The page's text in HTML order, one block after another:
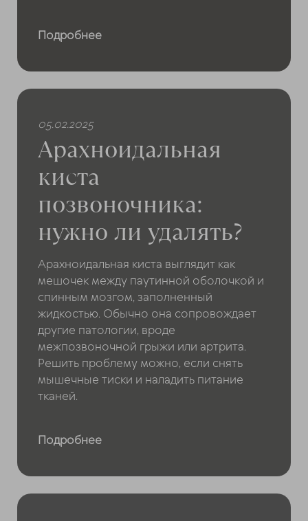
Подробнее
05.02.2025
Арахноидальная
киста
позвоночника:
нужно ли удалять?
Арахноидальная киста выглядит как
мешочек между паутинной оболочкой и
спинным мозгом, заполненный
жидкостью. Обычно она сопровождает
другие патологии, вроде
межпозвоночной грыжи или артрита.
Решить проблему можно, если снять
мышечные тиски и наладить питание
тканей.
Подробнее